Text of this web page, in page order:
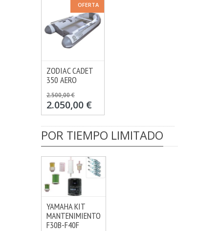
OFERTA
VER OPCIONES
MÁS INFO
ZODIAC CADET
350 AERO
2.500,00 €
2.050,00 €
POR TIEMPO LIMITADO
CONSULTAR
MÁS INFO
YAMAHA KIT
MANTENIMIENTO
F30B-F40F